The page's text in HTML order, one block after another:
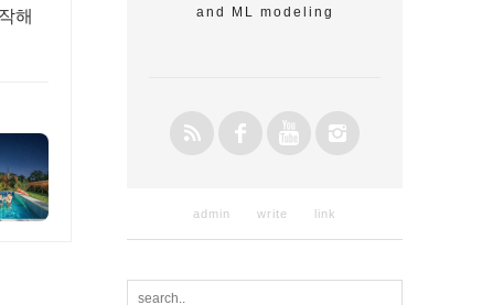
해
and ML modeling
admin write link